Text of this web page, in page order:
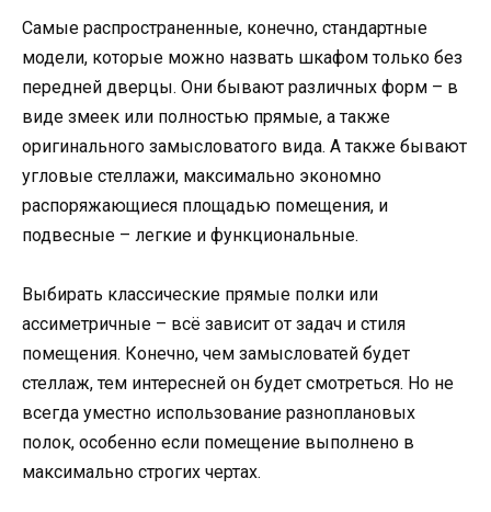
Самые распространенные, конечно, стандартные
модели, которые можно назвать шкафом только без
передней дверцы. Они бывают различных форм – в
виде змеек или полностью прямые, а также
оригинального замысловатого вида. А также бывают
угловые стеллажи, максимально экономно
распоряжающиеся площадью помещения, и
подвесные – легкие и функциональные.
Выбирать классические прямые полки или
ассиметричные – всё зависит от задач и стиля
помещения. Конечно, чем замысловатей будет
стеллаж, тем интересней он будет смотреться. Но не
всегда уместно использование разноплановых
полок, особенно если помещение выполнено в
максимально строгих чертах.